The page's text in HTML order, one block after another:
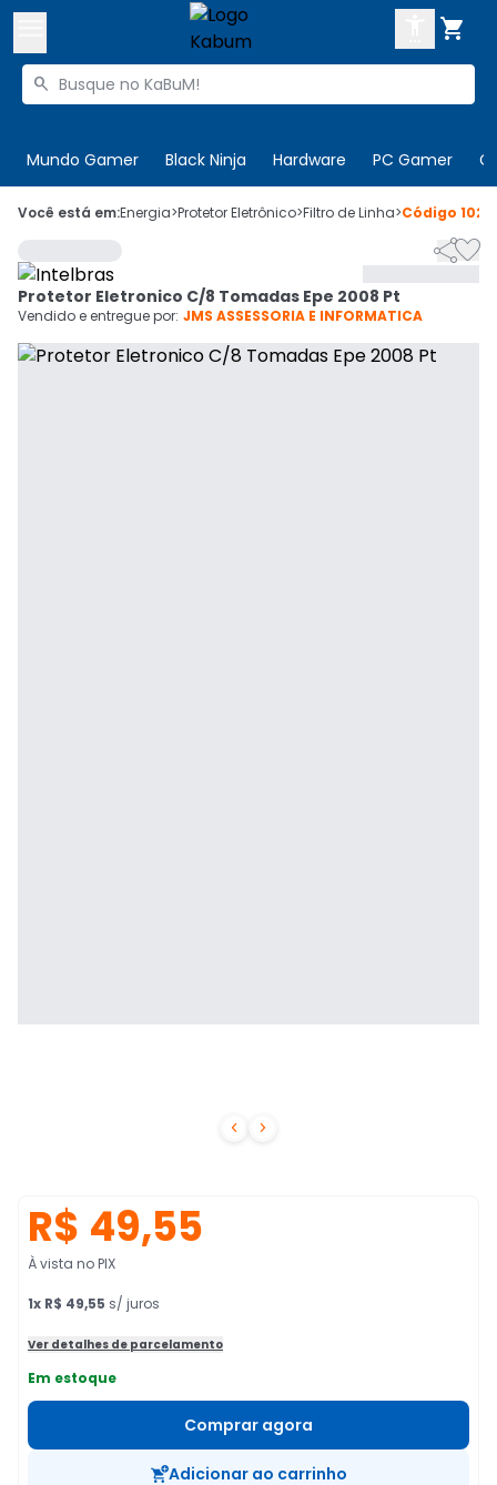

Buscar produtos

Mundo Gamer Black Ninja Hardware PC Gamer
 Olá. Acesse sua conta

Cupons
Mais Vendidos
CADASTRE-SE
Você está em:Energia>Protetor Eletrônico>Filtro de Linha>Código
 

Protetor Eletronico C/8 Tomadas Epe 2008 Pt
Vendido e entregue por: JMS ASSESSORIA E INFORMATICA
R$ 49,55
À vista no PIX
1x R$ 49,55 s/ juros
Ver detalhes de parcelamento
Em estoque
Comprar agora
Adicionar ao carrinho